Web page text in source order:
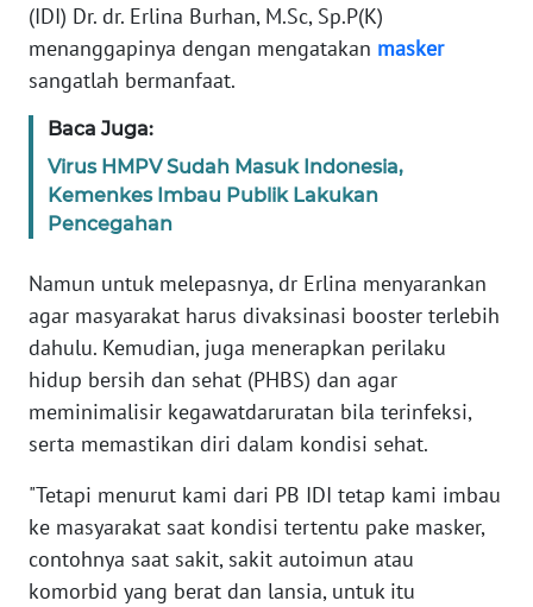
(IDI) Dr. dr. Erlina Burhan, M.Sc, Sp.P(K)
menanggapinya dengan mengatakan masker
sangatlah bermanfaat.
Baca Juga:
Virus HMPV Sudah Masuk Indonesia,
Kemenkes Imbau Publik Lakukan
Pencegahan
Namun untuk melepasnya, dr Erlina menyarankan
agar masyarakat harus divaksinasi booster terlebih
dahulu. Kemudian, juga menerapkan perilaku
hidup bersih dan sehat (PHBS) dan agar
meminimalisir kegawatdaruratan bila terinfeksi,
serta memastikan diri dalam kondisi sehat.
"Tetapi menurut kami dari PB IDI tetap kami imbau
ke masyarakat saat kondisi tertentu pake masker,
contohnya saat sakit, sakit autoimun atau
komorbid yang berat dan lansia, untuk itu
KONTAK
KAMI
IKLAN
TENTANG
KAMI
PEDOMAN
MEDIA
SIBER
REDAKSI
DISCLAIMER
Wahana